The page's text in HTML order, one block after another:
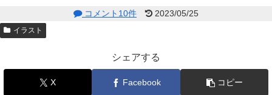
コメント10件 2023/05/25
イラスト
シェアする
X Facebook コピー